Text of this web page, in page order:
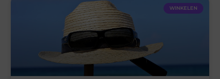
WINKELEN